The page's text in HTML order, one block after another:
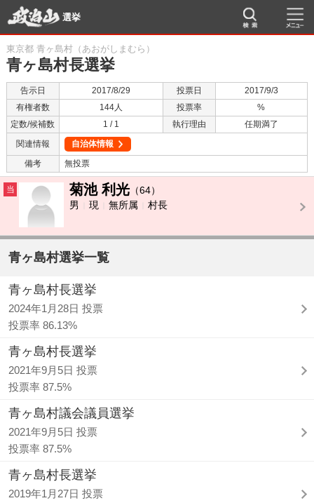
選挙
東京都 青ヶ島村（あおがしまむら）
青ヶ島村長選挙
告示日 2017/8/29 投票日
2017/9/3
有権者数
144人 投票率
%
定数/候補数
1 / 1 執行理由
任期満了
関連情報
自治体情報
備考
無投票
当 菊池 利光 （64）
男
現 無所属 村長
青ヶ島村選挙一覧
青ヶ島村長選挙
2024年1月28日 投票
投票率 86.13%
青ヶ島村長選挙
2021年9月5日 投票
投票率 87.5%
青ヶ島村議会議員選挙
2021年9月5日 投票
投票率 87.5%
青ヶ島村長選挙
2019年1月27日 投票